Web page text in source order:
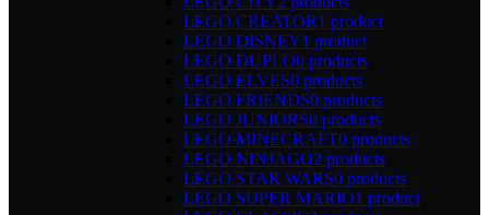
LEGO CREATOR1 product
LEGO DISNEY1 product
LEGO DUPLO0 products
LEGO ELVES0 products
LEGO FRIENDS0 products
LEGO JUNIORS0 products
LEGO MINECRAFT0 products
LEGO NINJAGO2 products
LEGO STAR WARS0 products
LEGO SUPER MARIO1 product